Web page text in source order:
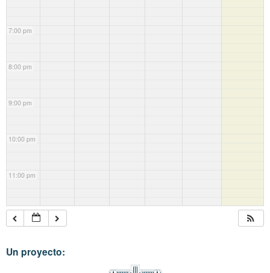
7:00 pm
8:00 pm
9:00 pm
10:00 pm
11:00 pm
Un proyecto: